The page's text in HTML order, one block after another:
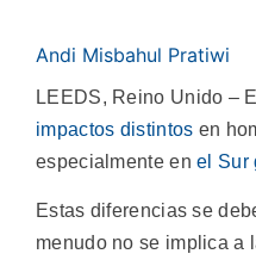
Andi Misbahul Pratiwi
LEEDS, Reino Unido –
impactos distintos en
especialmente enel Sur
Estas diferencias se
menudo no se implica a